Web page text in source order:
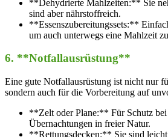
**Dehydrierte Mahlzeiten:** Sie
sind aber nährstoffreich.
**Essenszubereitungssets:**
um auch unterwegs eine Mahlzeit
6. **Notfallausrüstung**
Eine gute Notfallausrüstung ist nicht nur
sondern auch für die Vorbereitung auf
**Zelt oder Plane:** Für Schutz bei
Übernachtungen in freier Natur.
**Rettungsdecken:** Sie sind